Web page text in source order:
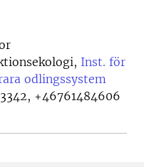
Inst. för
odlingssystem
+46761484606